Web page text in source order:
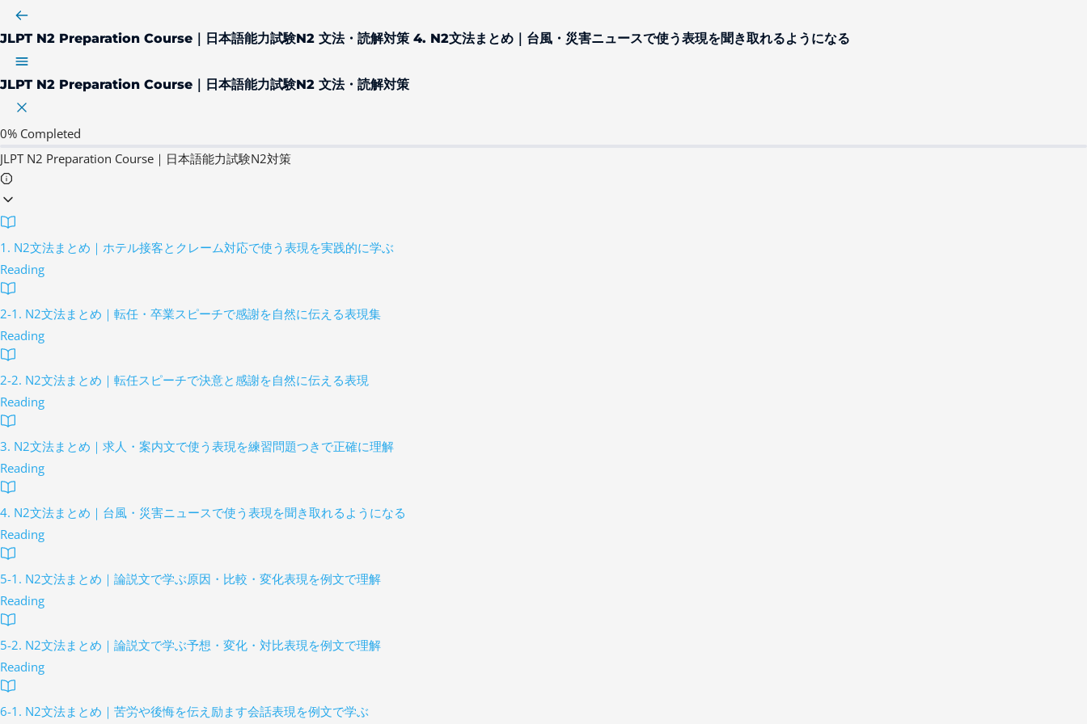
JLPT N2 Preparation Course｜日本語能力試験N2 文法・読解対策 4. N2文法まとめ｜台風・災害ニュースで使う表現を聞き取れるようになる
JLPT N2 Preparation Course｜日本語能力試験N2 文法・読解対策
0% Completed
JLPT N2 Preparation Course｜日本語能力試験N2対策
1. N2文法まとめ｜ホテル接客とクレーム対応で使う表現を実践的に学ぶ
Reading
2-1. N2文法まとめ｜転任・卒業スピーチで感謝を自然に伝える表現集
Reading
2-2. N2文法まとめ｜転任スピーチで決意と感謝を自然に伝える表現
Reading
3. N2文法まとめ｜求人・案内文で使う表現を練習問題つきで正確に理解
Reading
4. N2文法まとめ｜台風・災害ニュースで使う表現を聞き取れるようになる
Reading
5-1. N2文法まとめ｜論説文で学ぶ原因・比較・変化表現を例文で理解
Reading
5-2. N2文法まとめ｜論説文で学ぶ予想・変化・対比表現を例文で理解
Reading
6-1. N2文法まとめ｜苦労や後悔を伝え励ます会話表現を例文で学ぶ